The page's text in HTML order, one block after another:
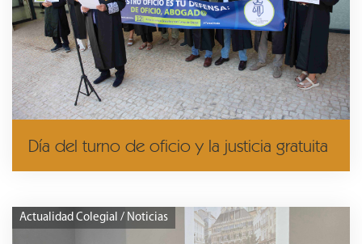
Día del turno de oficio y la justicia gratuita
Actualidad Colegial / Noticias